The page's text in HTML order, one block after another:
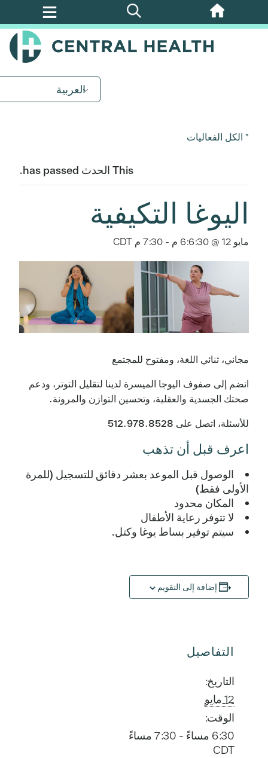
تخطي
العربية
" الكل الفعاليات
This الحدث has passed.
اليوغا التكيفية
مايو 12 @ 6:6:30 م - 7:30 م CDT
مجاني، ثنائي اللغة، ومفتوح للمجتمع
انضم إلى صفوف اليوجا الميسرة لدينا لتقليل التوتر، ودعم
صحتك الجسدية والعقلية، وتحسين التوازن والمرونة.
للأسئلة، اتصل على 512.978.8528
اعرف قبل أن تذهب
الوصول قبل الموعد بعشر دقائق للتسجيل (للمرة
الأولى فقط)
المكان محدود
لا تتوفر رعاية الأطفال
سيتم توفير بساط يوغا وكتل.
إضافة إلى التقويم
التفاصيل
التاريخ:
12 مايو
الوقت:
6:30 مساءً - 7:30 مساءً
CDT